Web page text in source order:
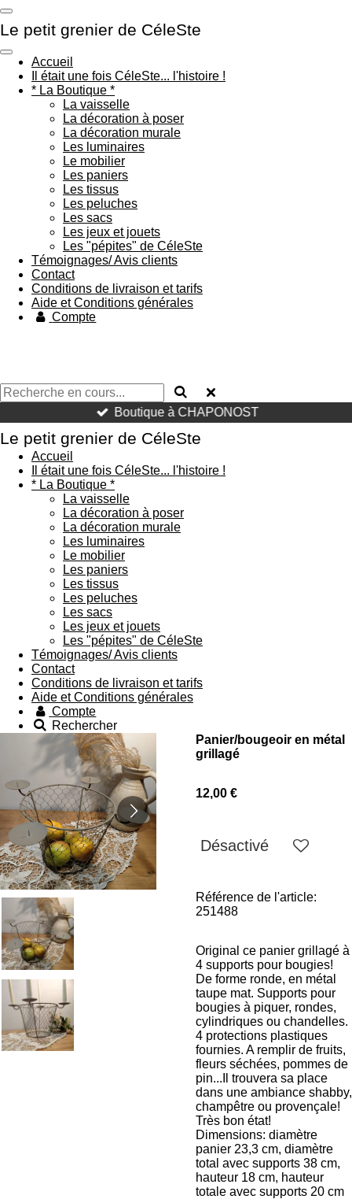
Passer
au
contenu
principal
Le petit grenier de CéleSte
Accueil
Il était une fois CéleSte... l'histoire !
* La Boutique *
La vaisselle
La décoration à poser
La décoration murale
Les luminaires
Le mobilier
Les paniers
Les tissus
Les peluches
Les sacs
Les jeux et jouets
Les "pépites" de CéleSte
Témoignages/ Avis clients
Contact
Conditions de livraison et tarifs
Aide et Conditions générales
Compte
Boutique à CHAPONOST
Le petit grenier de CéleSte
Accueil
Il était une fois CéleSte... l'histoire !
* La Boutique *
La vaisselle
La décoration à poser
La décoration murale
Les luminaires
Le mobilier
Les paniers
Les tissus
Les peluches
Les sacs
Les jeux et jouets
Les "pépites" de CéleSte
Témoignages/ Avis clients
Contact
Conditions de livraison et tarifs
Aide et Conditions générales
Compte
Rechercher
Panier/bougeoir en métal
grillagé
12,00 €
Désactivé
Référence de l'article:
251488
Original ce panier grillagé à
4 supports pour bougies!
De forme ronde, en métal
taupe mat. Supports pour
bougies à piquer, rondes,
cylindriques ou chandelles.
4 protections plastiques
fournies. A remplir de fruits,
fleurs séchées, pommes de
pin...Il trouvera sa place
dans une ambiance shabby,
champêtre ou provençale!
Très bon état!
Dimensions: diamètre
panier 23,3 cm, diamètre
total avec supports 38 cm,
hauteur 18 cm, hauteur
totale avec supports 20 cm